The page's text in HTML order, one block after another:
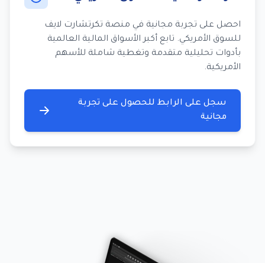
احصل على تجربة مجانية في منصة تكرتشارت لايف
للسوق الأمريكي. تابع أكبر الأسواق المالية العالمية
بأدوات تحليلية متقدمة وتغطية شاملة للأسهم
الأمريكية.
سجل على الرابط للحصول على تجربة
مجانية